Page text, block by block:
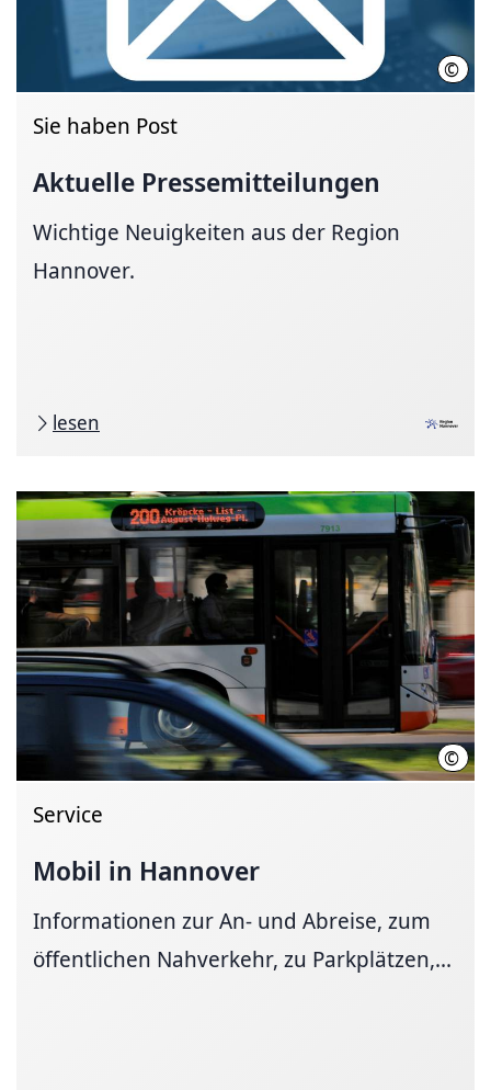
©
Sie haben Post
Aktuelle Pressemitteilungen
Wichtige Neuigkeiten aus der Region
Hannover.
lesen
©
Service
Mobil in Hannover
Informationen zur An- und Ab­reise, zum
öffent­li­chen Nah­ver­kehr, zu Park­plätzen,...